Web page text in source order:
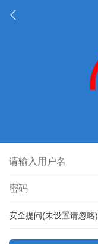
安全提问(未设置请忽略)